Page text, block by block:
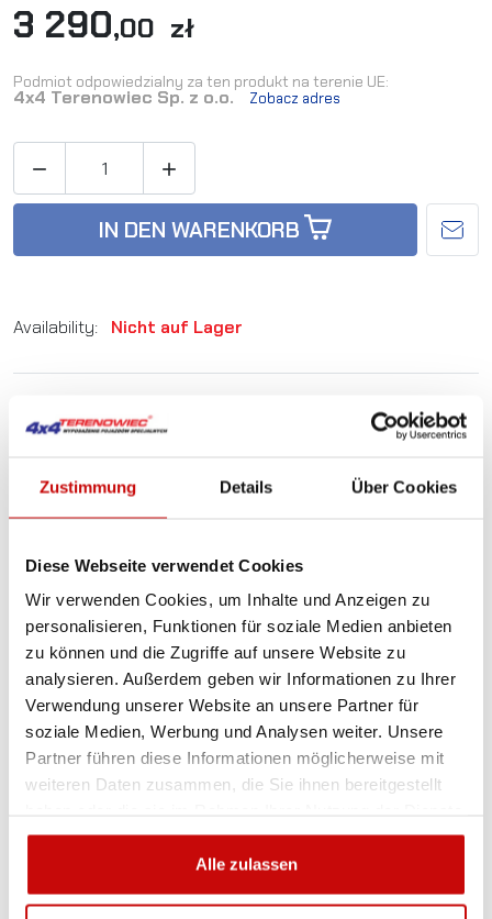
Zustimmung Details Über Cookies
Diese Webseite verwendet Cookies
Wir verwenden Cookies, um Inhalte und Anzeigen zu
personalisieren, Funktionen für soziale Medien anbieten
zu können und die Zugriffe auf unsere Website zu
analysieren. Außerdem geben wir Informationen zu Ihrer
Verwendung unserer Website an unsere Partner für
soziale Medien, Werbung und Analysen weiter. Unsere
Partner führen diese Informationen möglicherweise mit
weiteren Daten zusammen, die Sie ihnen bereitgestellt
gesammelt haben.
Alle zulassen
3 290,00 zł
Podmiot odpowiedzialny za ten produkt na terenie UE:
4x4 Terenowiec Sp. z o.o. Zobacz adres
 
IN DEN WARENKORB
Availability: Nicht auf Lager
am besten geeignet ist? Rufen Sie uns an,
wir beraten Sie gern.
+48 12 266 27 54
Lieferrichtlinie
Rückgabebestimmungen
Datenschutzrichtlinie
Beschreibung
KOSTENLOSER VERSAND!